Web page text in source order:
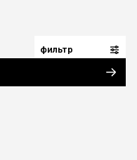
фильтр